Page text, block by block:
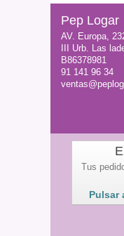
Pep Logar
AV. Europa,
III Urb. Las
B86378981
91 141 96 34
Tus
Pulsar